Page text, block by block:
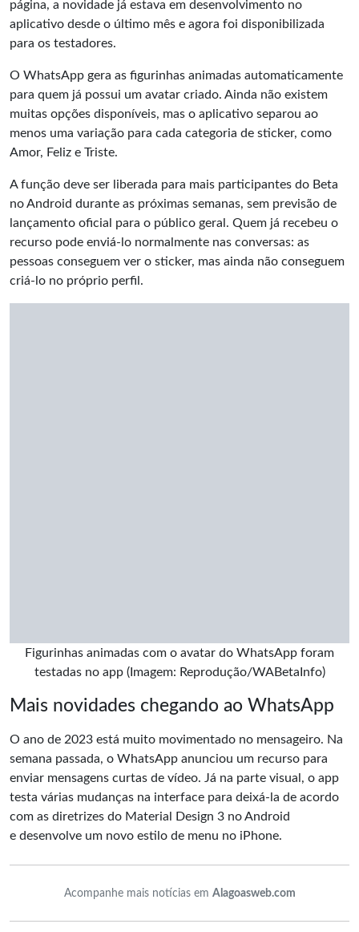
página, a novidade já estava em desenvolvimento no
aplicativo desde o último mês e agora foi disponibilizada
para os testadores.
O WhatsApp gera as figurinhas animadas automaticamente
para quem já possui um avatar criado. Ainda não existem
muitas opções disponíveis, mas o aplicativo separou ao
menos uma variação para cada categoria de sticker, como
Amor, Feliz e Triste.
A função deve ser liberada para mais participantes do Beta
no Android durante as próximas semanas, sem previsão de
lançamento oficial para o público geral. Quem já recebeu o
recurso pode enviá-lo normalmente nas conversas: as
pessoas conseguem ver o sticker, mas ainda não conseguem
criá-lo no próprio perfil.
Figurinhas animadas com o avatar do WhatsApp foram
testadas no app (Imagem: Reprodução/WABetaInfo)
Mais novidades chegando ao WhatsApp
O ano de 2023 está muito movimentado no mensageiro. Na
semana passada, o WhatsApp anunciou um recurso para
enviar mensagens curtas de vídeo. Já na parte visual, o app
testa várias mudanças na interface para deixá-la de acordo
com as diretrizes do Material Design 3 no Android
e desenvolve um novo estilo de menu no iPhone.
Acompanhe mais notícias em Alagoasweb.com